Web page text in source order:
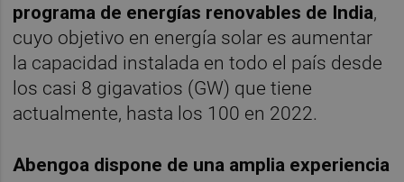
programa de energías renovables de India,
cuyo objetivo en energía solar es aumentar
la capacidad instalada en todo el país desde
los casi 8 gigavatios (GW) que tiene
actualmente, hasta los 100 en 2022.
Abengoa dispone de una amplia experiencia